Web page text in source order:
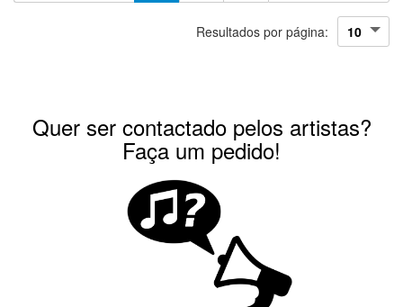
Resultados por página:
Quer ser contactado pelos artistas?
Faça um pedido!